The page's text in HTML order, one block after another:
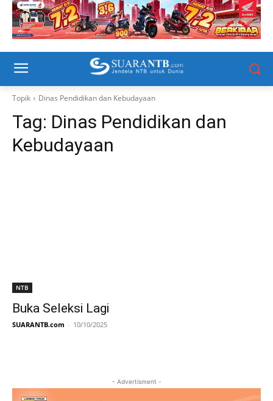
Topik Dinas Pendidikan dan Kebudayaan
Tag: Dinas Pendidikan dan
Kebudayaan
NTB
Buka Seleksi Lagi
SUARANTB.com - 10/10/2025
- Advertisment -